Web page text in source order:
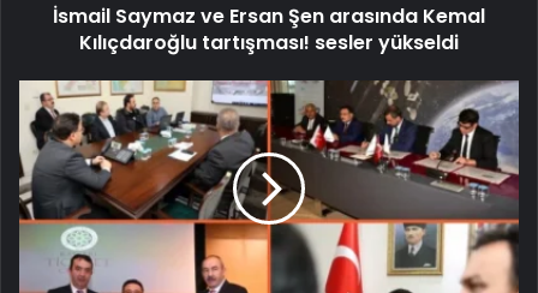
İsmail Saymaz ve Ersan Şen arasında Kemal
Kılıçdaroğlu tartışması! sesler yükseldi